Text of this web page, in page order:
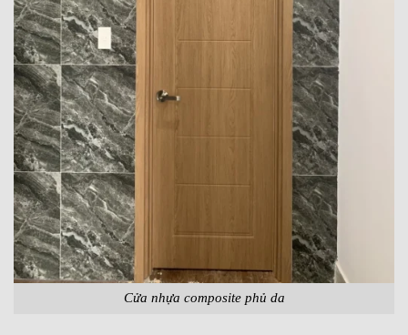
Cửa nhựa composite phủ da